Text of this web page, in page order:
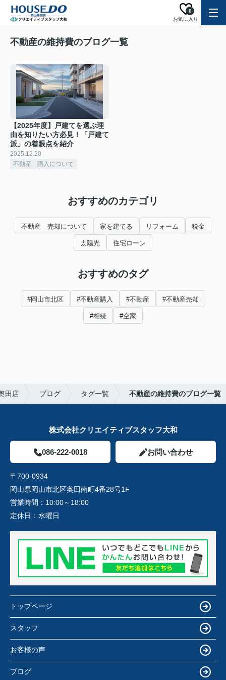
お気に入り
0
不動産の維持費のブログ一覧
【2025年度】戸建てを選ぶ理
由を知りたい方必見！「戸建て
派」の着眼点を紹介
2025.12.20
不動産 購入について
おすすめのカテゴリ
不動産 売却について 家を建てる リフォーム 税金
太陽光 住宅ローン
おすすめのタグ
#岡山市北区 #不動産購入 #不動産 #不動産売却
#相続 #空家
田店 ブログ タグ一覧 不動産の維持費のブログ一覧
株式会社クリエイティブスタッフ大和
086-222-0018 お問い合わせ
〒700-0934
岡山県岡山市北区奥田南町4番28号1F
営業時間： 10:00～18:00
定休日： 水曜日
トップページ
スタッフ
お客様の声
ブログ